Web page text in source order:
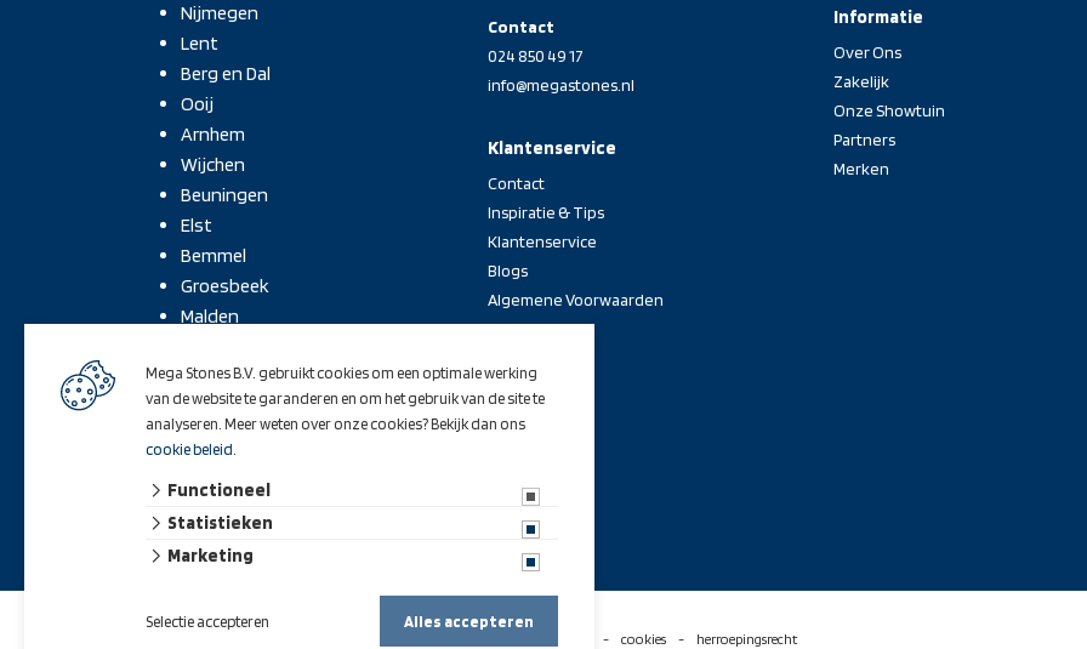
Nijmegen
Lent
Berg en Dal
Ooij
Arnhem
Wijchen
Beuningen
Elst
Bemmel
Groesbeek
Malden
Druten
Cuijk
Levering door heel Nederland.
Contact
024 850 49 17
info@megastones.nl
Klantenservice
Contact
Inspiratie & Tips
Klantenservice
Blogs
Algemene Voorwaarden
Informatie
Over Ons
Zakelijk
Onze Showtuin
Partners
Merken
cookies herroepingsrecht
Mega Stones B.V. gebruikt cookies om een optimale werking
van de website te garanderen en om het gebruik van de site te
analyseren. Meer weten over onze cookies? Bekijk dan ons
cookie beleid.
Functioneel
Statistieken
Marketing
Selectie accepteren Alles accepteren